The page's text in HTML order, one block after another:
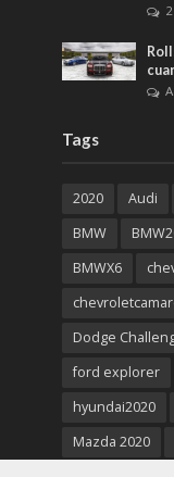
Tags
2020 Audi
BMW
BMWX6
Dodge
ford explorer
hyundai2020
Mazda 2020